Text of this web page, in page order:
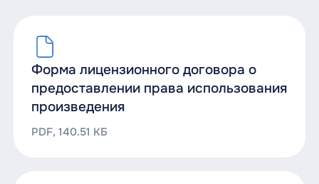
Форма лицензионного договора о
предоставлении права использования
произведения
PDF, 140.51 КБ